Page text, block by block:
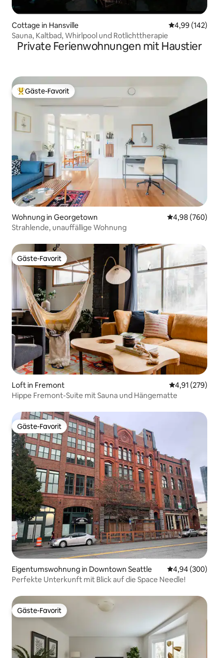
Cottage in Hansville
4,99 (142)
Sauna, Kaltbad, Whirlpool und Rotlichttherapie
Private Ferienwohnungen mit Haustier
Beliebter Gäste-Favorit.
Gäste-Favorit
Wohnung in Georgetown
4,98 (760)
Strahlende, unauffällige Wohnung
Gäste-Favorit
Gäste-Favorit
Loft in Fremont
4,91 (279)
Hippe Fremont-Suite mit Sauna und Hängematte
Gäste-Favorit
Gäste-Favorit
Eigentumswohnung in Downtown Seattle
4,94 (300)
Perfekte Unterkunft mit Blick auf die Space Needle!
Gäste-Favorit
Gäste-Favorit